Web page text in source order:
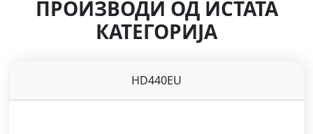
ПРОИЗВОДИ ОД ИСТАТА
КАТЕГОРИЈА
HD440EU